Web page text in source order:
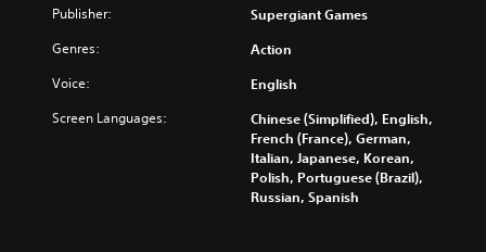
Publisher: Supergiant Games
Genres: Action
Voice: English
Screen Languages:
Chinese (Simplified), English,
French (France), German,
Italian, Japanese, Korean,
Polish, Portuguese (Brazil),
Russian, Spanish